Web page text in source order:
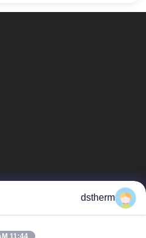
dstherm
11:44 AM